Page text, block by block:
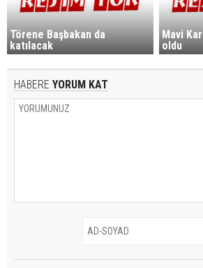
Törene Başbakan da
katılacak
Mavi
oldu
HABERE YORUM KAT